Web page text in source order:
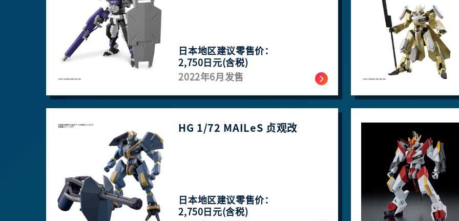
日本地区建议零售价：
2,750日元(含税)
2022年6月发售
HG 1/72 MAILeS 贞观改 ​​​​
日本地区建议零售价：
2,750日元(含税)